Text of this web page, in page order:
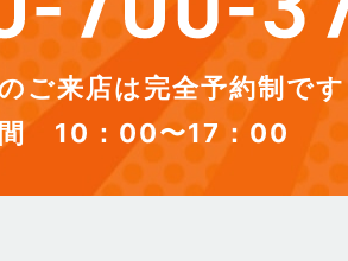
ご来店は完全予約制です
間 10：00〜17：00